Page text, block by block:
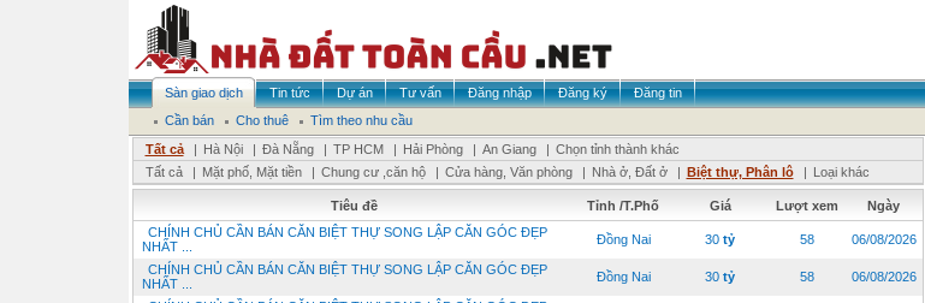
Sàn giao dịch Tin tức Dự án Tư vấn Đăng nhập Đăng ký
Đăng tin
Cần bán
Cho thuê
Tìm theo nhu cầu
Tất cả
| Hà Nội | Đà Nẵng | TP HCM | Hải Phòng | An Giang | Chọn tỉnh thành khác
Tất cả
| Mặt phố, Mặt tiền | Chung cư ,căn hộ | Cửa hàng, Văn phòng | Nhà ở, Đất ở | Biệt thự, Phân lô | Loại khác
Tiêu đề Tỉnh /T.Phố Giá Lượt xem
Ngày
CHÍNH CHỦ CẦN BÁN CĂN BIỆT THỰ SONG LẬP CĂN GÓC ĐẸP
NHẤT ...
Đồng Nai 30 tỷ 58 06/08/2026
CHÍNH CHỦ CẦN BÁN CĂN BIỆT THỰ SONG LẬP CĂN GÓC ĐẸP
NHẤT ...
Đồng Nai 30 tỷ 58 06/08/2026